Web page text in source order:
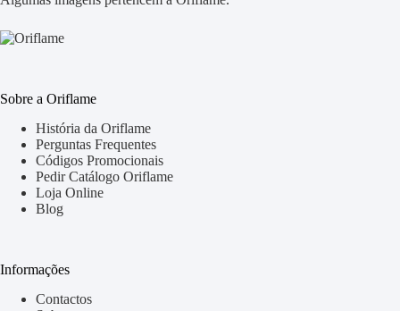
Sobre a Oriflame
História da Oriflame
Perguntas Frequentes
Códigos Promocionais
Pedir Catálogo Oriflame
Loja Online
Blog
Informações
Contactos